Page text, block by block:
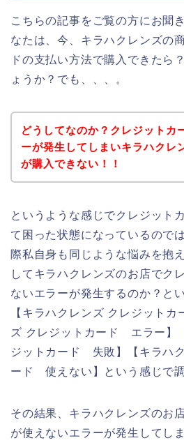
こちらの記事をご覧の方にお聞
なたは、今、キラハクレンズの
ドの支払い方法で購入できたら
ょうか？でも、、、。
どうしてなのか？クレジットカ
ーが発生してしまいキラハクレ
が購入できない！！
というような感じでクレジット
て困った状態になっているので
際私自身も同じような悩みを抱
してキラハクレンズのお店でク
ないエラーが発生するのか？と
【キラハクレンズ クレジット
ズ クレジットカード エラー】
ジットカード 失敗】【キラハ
ード 使えない】という感じで調
その結果、キラハクレンズのお
が使えないエラーが発生してし